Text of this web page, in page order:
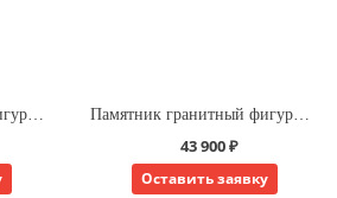
43 900 ₽
Оставить заявку